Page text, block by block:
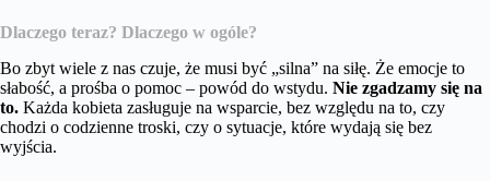
Dlaczego teraz? Dlaczego w ogóle?
Bo zbyt wiele z nas czuje, że musi być „silna” na siłę. Że emocje to
słabość, a prośba o pomoc – powód do wstydu. Nie zgadzamy się na
to. Każda kobieta zasługuje na wsparcie, bez względu na to, czy
chodzi o codzienne troski, czy o sytuacje, które wydają się bez
wyjścia.